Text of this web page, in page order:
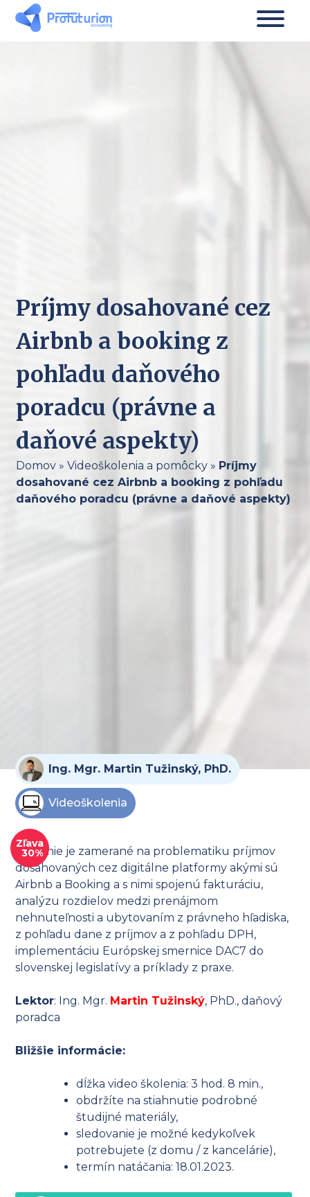
Príjmy dosahované cez
Airbnb a booking z
pohľadu daňového
poradcu (právne a
daňové aspekty)
Domov» Videoškolenia a pomôcky» Príjmy
dosahované cez Airbnb a booking z pohľadu
daňového poradcu (právne a daňové aspekty)
Ing. Mgr. Martin Tužinský, PhD.
Videoškolenia
Zľava
30%
Školenie je zamerané na problematiku príjmov
dosahovaných cez digitálne platformy akými sú
Airbnb a Booking a s nimi spojenú fakturáciu,
analýzu rozdielov medzi prenájmom
nehnuteľnosti a ubytovaním z právneho hľadiska,
z pohľadu dane z príjmov a z pohľadu DPH,
implementáciu Európskej smernice DAC7 do
slovenskej legislatívy a príklady z praxe.
Lektor: Ing. Mgr. Martin Tužinský, PhD., daňový
poradca
Bližšie informácie:
dĺžka video školenia: 3 hod. 8 min.,
obdržíte na stiahnutie podrobné
študijné materiály,
sledovanie je možné kedykoľvek
potrebujete (z domu / z kancelárie),
termín natáčania: 18.01.2023.